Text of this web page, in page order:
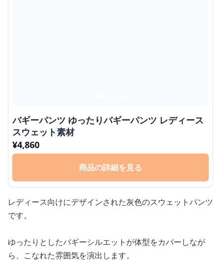
バギーパンツ ゆったりバギーパンツ レディース
スウェット素材
¥4,860
商品の詳細を見る
レディース向けにデザインされた灰色のスウェットパンツ
です。
ゆったりとしたバギーシルエットが体型をカバーしなが
ら、こなれた雰囲気を演出します。